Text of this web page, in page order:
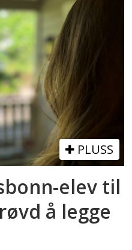
PLUSS
elev til
å legge